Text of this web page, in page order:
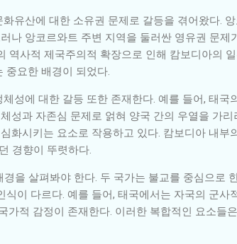
유산에 대한 소유권 문제로 갈등을 겪어왔다.
나 앙코르와트 주변 지역을 둘러싼 영유권 문제
역사적 제국주의적 확장으로 인해 캄보디아의
중요한 배경이 되었다.
성에 대한 갈등 또한 존재한다. 예를 들어, 태국
성과 자존심 문제로 얽혀 양국 간의 우열을 가리
화시키는 요소로 작용하고 있다. 캄보디아 내부
경향이 뚜렷하다.
을 살펴봐야 한다. 두 국가는 불교를 중심으로
이 다르다. 예를 들어, 태국에서는 자국의 군사
적 감정이 존재한다. 이러한 복합적인 요소들